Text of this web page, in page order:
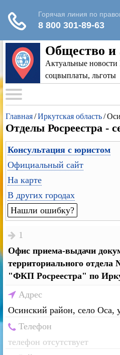
Общество и
Актуальные новости
соцвыплаты, льготы
Главная/Иркутская область/
Отделы Росреестра -
Консультация с юристом
Официальный сайт
На карте
В других городах
Нашли ошибку?
1
Офис приема-выдачи
территориального
"ФКП Росреестра" по
Адрес
Осинский район, село Оса,
Телефон
телефон отсутствует
Для